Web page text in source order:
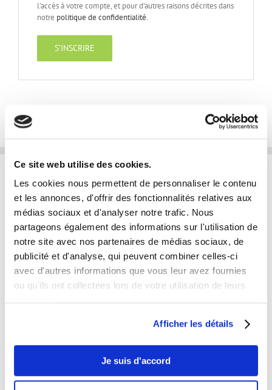
Ce site web utilise des cookies.
Les cookies nous permettent de personnaliser le contenu
et les annonces, d'offrir des fonctionnalités relatives aux
médias sociaux et d'analyser notre trafic. Nous
partageons également des informations sur l'utilisation de
notre site avec nos partenaires de médias sociaux, de
publicité et d'analyse, qui peuvent combiner celles-ci
avec d'autres informations que vous leur avez fournies
ou qu'ils ont collectées lors de votre utilisation de leurs
Afficher les détails
Je suis d'accord
l’accès à votre compte, et pour d’autres raisons décrites dans
notre politique de confidentialité.
S’INSCRIRE
INFORMATIONS PRATIQUES
laphotoprod@gmail.com
Tel: 0609853333
Horaires et disponibilités téléphoniques:
du lundi au samedi
de 9h à 19h
ARTICLES RÉCENTS